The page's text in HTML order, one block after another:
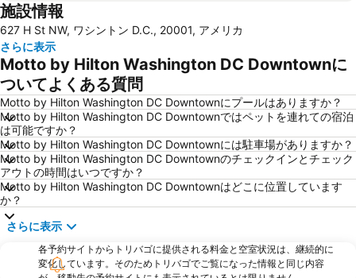
Pentagon Memorial
WASHINGTON, DC HR LEADERSHIP SUMMIT
Capitol Hill
College Park Airport
National Gallery of Art
Georgetown
National Cherry Blossom Festival
Chinatown
United States Institute of Peace
リンカーン記念館
Washington DC Hop-On-Hop-Off Open-Top Double-Decker Bus Tour
National Museum of American History
Georgetown Waterfront Park
施設情報
627 H St NW, ワシントン D.C., 20001, アメリカ
さらに表示
Motto by Hilton Washington DC Downtownに
ついてよくある質問
Motto by Hilton Washington DC Downtownにプールはありますか？
Motto by Hilton Washington DC Downtownではペットを連れての宿泊
は可能ですか？
Motto by Hilton Washington DC Downtownには駐車場がありますか？
Motto by Hilton Washington DC Downtownのチェックインとチェック
アウトの時間はいつですか？
Motto by Hilton Washington DC Downtownはどこに位置しています
か？
さらに表示
各予約サイトからトリバゴに提供される料金と空室状況は、継続的に
変化しています。そのためトリバゴでご覧になった情報と同じ内容